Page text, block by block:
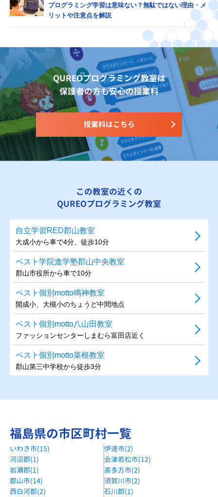
プログラミング学習は意味ない？無駄ではない理由・メ
リットや注意点を解説
QUREOプログラミング教室は
保護者の方も安心の授業料
授業料はこちら
この教室の近くの
QUREOプログラミング教室
自立学習RED郡山教室
大成小から車で4分、徒歩10分
ベスト学院進学塾郡山中央教室
郡山市役所から車で10分
ベスト個別motto鳴神教室
開成小、大槻小のちょうど中間地点
ベスト個別motto八山田教室
ファッションセンターしまむら富田店近く
ベスト個別motto菜根教室
郡山第三中学校から徒歩3分
ひわだ斎場のはすむかい
ウェルシア郡山桑野店むかい
ベスト個別富田中央教室
富田中学校から徒歩10分
ベスト個別希望ヶ丘教室
郡山第六中学校から徒歩10分
福島県の市区町村一覧
いわき市(15)
伊達市(2)
河沼郡(1)
会津若松市(12)
岩瀬郡(1)
喜多方市(2)
郡山市(14)
須賀川市(2)
西白河郡(2)
石川郡(1)